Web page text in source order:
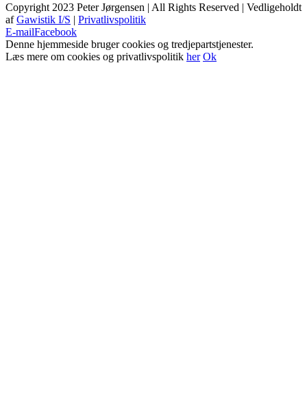
Copyright 2023 Peter Jørgensen | All Rights Reserved | Vedligeholdt
afGawistik I/S | Privatlivspolitik
E-mailFacebook
Denne hjemmeside bruger cookies og tredjepartstjenester.
Læs mere om cookies og privatlivspolitik her Ok